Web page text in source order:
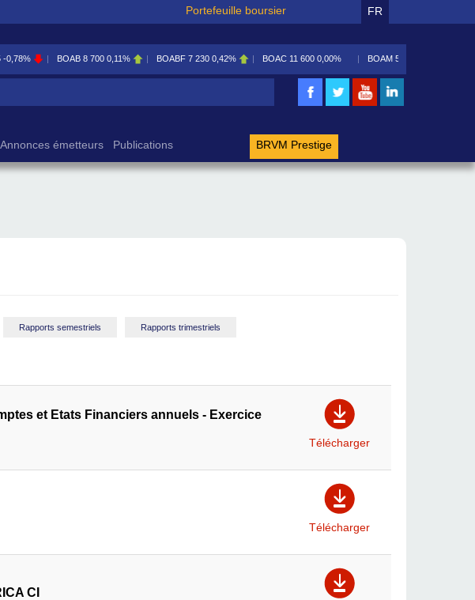
Portefeuille boursier FR
-0,78% BOAB 8 700 0,11% BOABF 7 230 0,42% BOAC 11 600 0,00% BOAM 5 585
de recherche
Annonces émetteurs Publications BRVM Prestige
Rapports semestriels Rapports trimestriels
et Etats Financiers annuels - Exercice
Télécharger
Télécharger
CI